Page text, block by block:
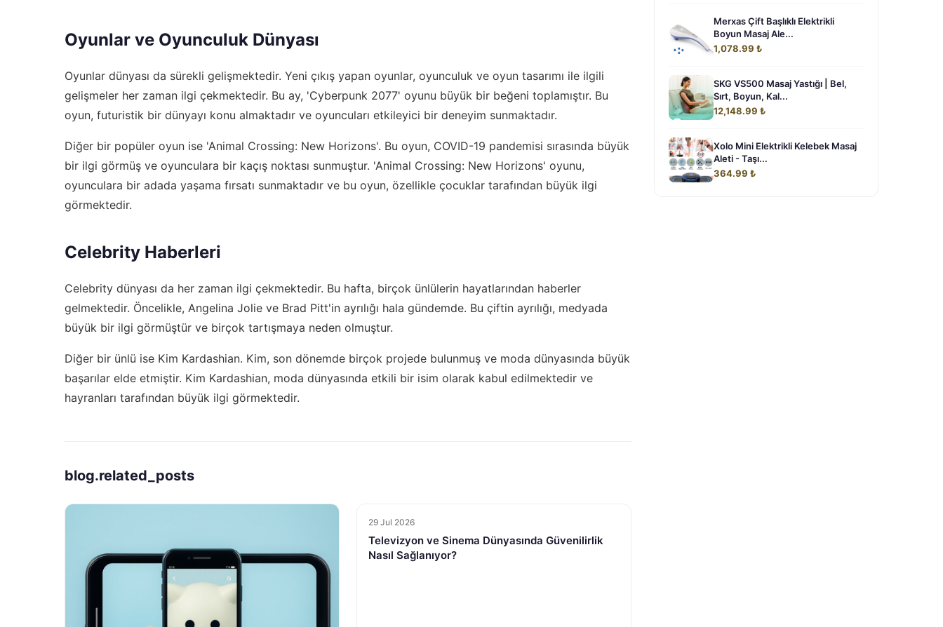
Oyunlar ve Oyunculuk Dünyası
Oyunlar dünyası da sürekli gelişmektedir. Yeni çıkış yapan oyunlar, oyunculuk ve oyun tasarımı ile ilgili
gelişmeler her zaman ilgi çekmektedir. Bu ay, 'Cyberpunk 2077' oyunu büyük bir beğeni toplamıştır. Bu
oyun, futuristik bir dünyayı konu almaktadır ve oyuncuları etkileyici bir deneyim sunmaktadır.
Diğer bir popüler oyun ise 'Animal Crossing: New Horizons'. Bu oyun, COVID-19 pandemisi sırasında büyük
bir ilgi görmüş ve oyunculara bir kaçış noktası sunmuştur. 'Animal Crossing: New Horizons' oyunu,
oyunculara bir adada yaşama fırsatı sunmaktadır ve bu oyun, özellikle çocuklar tarafından büyük ilgi
görmektedir.
Celebrity Haberleri
Celebrity dünyası da her zaman ilgi çekmektedir. Bu hafta, birçok ünlülerin hayatlarından haberler
gelmektedir. Öncelikle, Angelina Jolie ve Brad Pitt'in ayrılığı hala gündemde. Bu çiftin ayrılığı, medyada
büyük bir ilgi görmüştür ve birçok tartışmaya neden olmuştur.
Diğer bir ünlü ise Kim Kardashian. Kim, son dönemde birçok projede bulunmuş ve moda dünyasında büyük
başarılar elde etmiştir. Kim Kardashian, moda dünyasında etkili bir isim olarak kabul edilmektedir ve
hayranları tarafından büyük ilgi görmektedir.
blog.related_posts
29 Jul 2026
Televizyon ve Sinema Dünyasında Güvenilirlik
Nasıl Sağlanıyor?
Merxas Çift Başlıklı Elektrikli
Boyun Masaj Ale...
1,078.99 ₺
SKG VS500 Masaj Yastığı | Bel,
Sırt, Boyun, Kal...
12,148.99 ₺
Xolo Mini Elektrikli Kelebek Masaj
Aleti - Taşı...
364.99 ₺